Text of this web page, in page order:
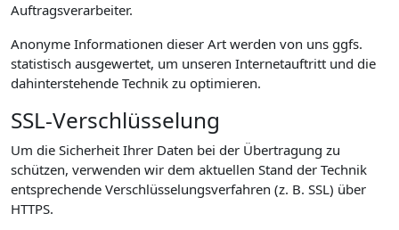
Auftragsverarbeiter.
Anonyme Informationen dieser Art werden von uns ggfs.
statistisch ausgewertet, um unseren Internetauftritt und die
dahinterstehende Technik zu optimieren.
SSL-Verschlüsselung
Um die Sicherheit Ihrer Daten bei der Übertragung zu
schützen, verwenden wir dem aktuellen Stand der Technik
entsprechende Verschlüsselungsverfahren (z. B. SSL) über
HTTPS.